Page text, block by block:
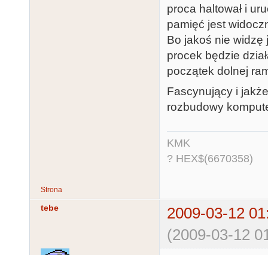
proca haltował i
pamięć jest
Bo jakoś nie widzę
procek będzie
początek dolnej
Fascynujący i
rozbudowy
KMK
? HEX$(6670358)
Strona
tebe
2009-03-12
(2009-03-12